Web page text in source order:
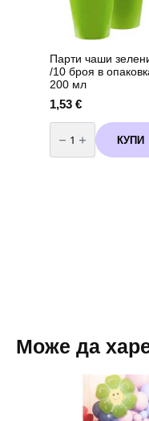
Парти чаши
/10 броя в
200 мл
1,53 €
количество
за
Парти
чаши
КУПИ
Може да